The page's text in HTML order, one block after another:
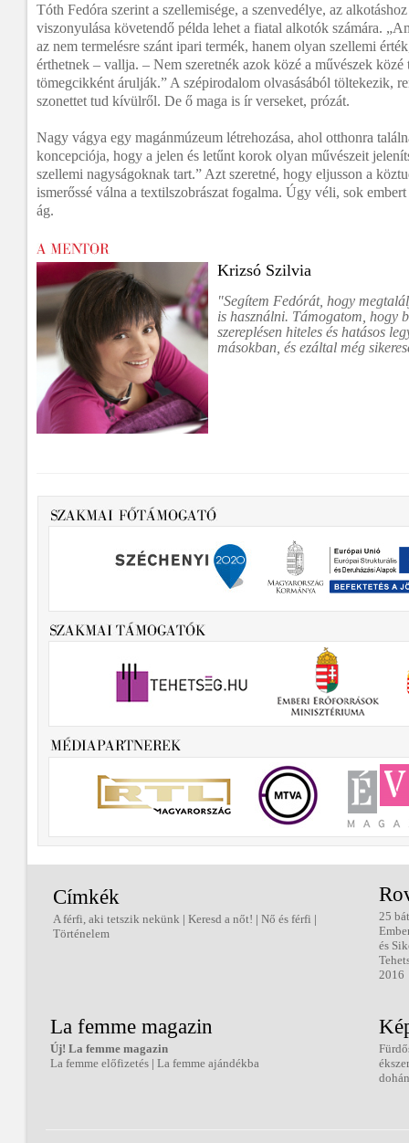
Tóth Fedóra szerint a szellemisége, a szenvedélye, az
viszonyulása követendő példa lehet a fiatal alkotók számára.
az nem termelésre szánt ipari termék, hanem olyan szellemi
érthetnek – vallja. – Nem szeretnék azok közé a művészek
tömegcikként árulják.” A szépirodalom olvasásából töltekezik,
szonettet tud kívülről. De ő maga is ír verseket, prózát.
Nagy vágya egy magánmúzeum létrehozása, ahol otthonra
koncepciója, hogy a jelen és letűnt korok olyan művészeit
szellemi nagyságoknak tart.” Azt szeretné, hogy eljusson a
ismerőssé válna a textilszobrászat fogalma. Úgy véli, sok
ág.
Krizsó Szilvia
"Segítem Fedórát, hogy
is használni. Támogatom, hogy
szereplésen hiteles és hatásos
másokban, és ezáltal még
Címkék
A férfi, aki tetszik nekünk | Keresd a nőt! | Nő és férfi |
Történelem
25
és
2016
La femme magazin
Új! La femme magazin
La femme előfizetés | La femme ajándékba